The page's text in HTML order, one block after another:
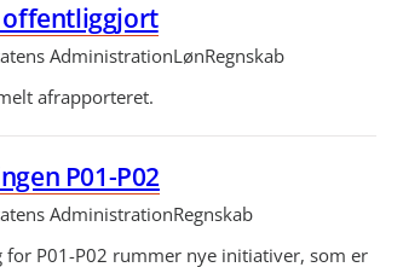
offentliggjort
AdministrationLønRegnskab
afrapporteret.
P01-P02
AdministrationRegnskab
P01-P02 rummer nye initiativer, som er